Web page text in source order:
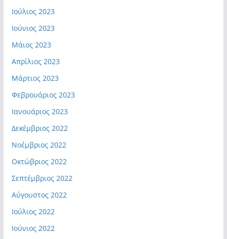
Ιούλιος 2023
Ιούνιος 2023
Μάιος 2023
Απρίλιος 2023
Μάρτιος 2023
Φεβρουάριος 2023
Ιανουάριος 2023
Δεκέμβριος 2022
Νοέμβριος 2022
Οκτώβριος 2022
Σεπτέμβριος 2022
Αύγουστος 2022
Ιούλιος 2022
Ιούνιος 2022